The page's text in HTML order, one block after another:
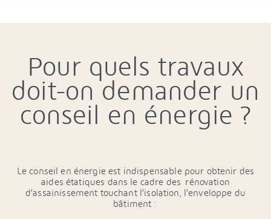
Pour quels travaux
doit-on demander un
conseil en énergie ?
Le conseil en énergie est indispensable pour obtenir des
aides étatiques dans le cadre des rénovation
d’assainissement touchant l’isolation, l’enveloppe du
bâtiment :